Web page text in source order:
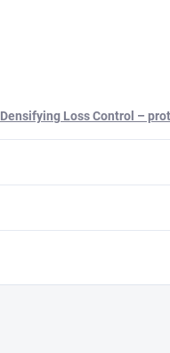
Densifying Loss Control –